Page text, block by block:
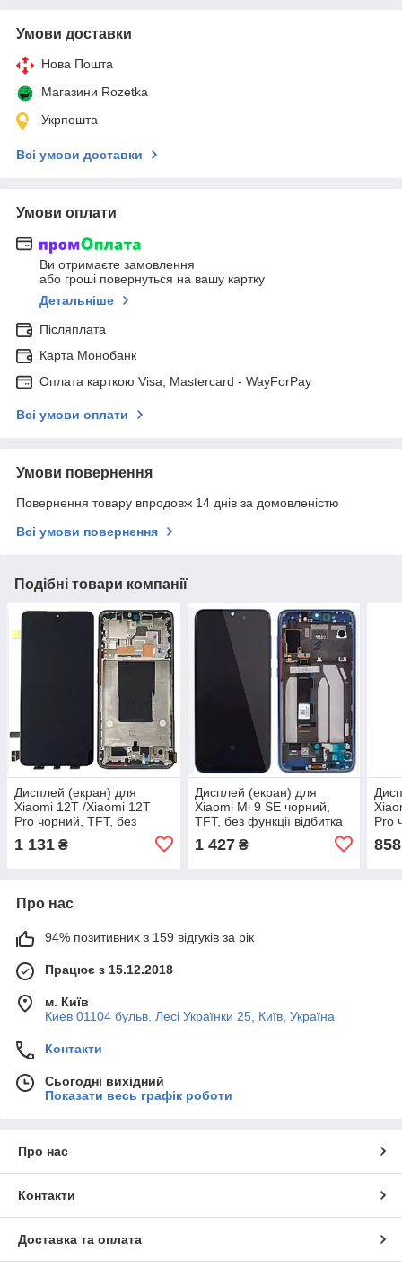
Умови доставки
Нова Пошта
Магазини Rozetka
Укрпошта
Всі умови доставки
Умови оплати
Ви отримаєте замовлення
або гроші повернуться на вашу картку
Детальніше
Післяплата
Карта Монобанк
Оплата карткою Visa, Mastercard - WayForPay
Всі умови оплати
Умови повернення
Повернення товару впродовж 14 днів за домовленістю
Всі умови повернення
Подібні товари компанії
Дисплей (екран) для
Xiaomi 12T /Xiaomi 12T
Pro чорний, TFT, без
функції відбитка пальця, з
рамкою, Black
1 131 ₴
Дисплей (екран) для
Xiaomi Mi 9 SE чорний,
TFT, без функції відбитка
пальця, з рамкою синього
кольору
1 427₴
Pro
858
Про нас
94% позитивних з 159 відгуків за рік
Працює з 15.12.2018
м. Київ
Киев 01104 бульв. Лесі Українки 25, Київ, Україна
Контакти
Сьогодні вихідний
Показати весь графік роботи
Про нас
Контакти
Доставка та оплата